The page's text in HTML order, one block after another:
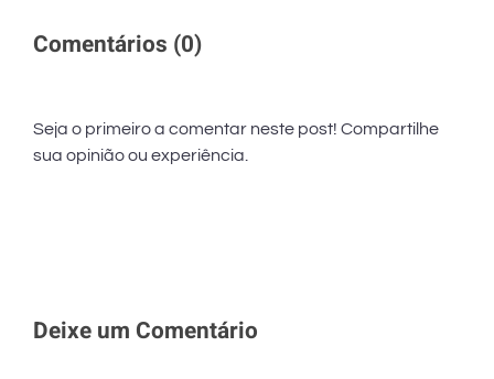
Comentários (0)
Seja o primeiro a comentar neste post! Compartilhe
sua opinião ou experiência.
Deixe um Comentário